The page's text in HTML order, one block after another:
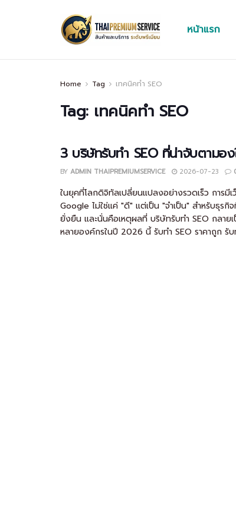
หน้าแรก
Home Tag เทคนิคทำ SEO
Tag: เทคนิคทำ SEO
3 บริษัทรับทำ SEO ที่น่าจับตามอ
BY ADMIN THAIPREMIUMSERVICE 2026-07-23
ในยุคที่โลกดิจิทัลเปลี่ยนแปลงอย่างรวดเร็ว การ
Google ไม่ใช่แค่ "ดี" แต่เป็น "จำเป็น" สำหรับธุรกิ
ยั่งยืน และนั่นคือเหตุผลที่ บริษัทรับทำ SEO กลา
หลายองค์กรในปี 2026 นี้ รับทำ SEO ราคาถูก รับ